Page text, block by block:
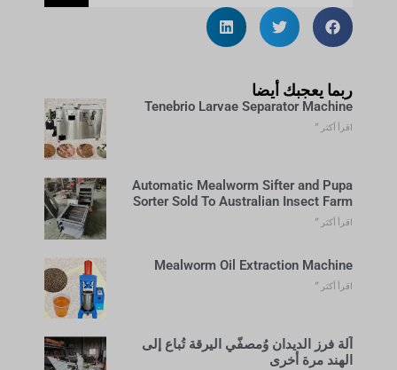
ربما يعجبك أيضا
Tenebrio Larvae Separator Machine
اقرأ أكثر "
Automatic Mealworm Sifter and Pupa
Sorter Sold To Australian Insect Farm
اقرأ أكثر "
Mealworm Oil Extraction Machine
اقرأ أكثر "
آلة فرز الديدان وُمصفّي اليرقة تُباع إلى
الهند مرة أخرى